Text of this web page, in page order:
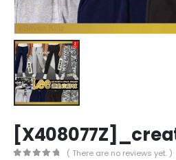
( There are no reviews yet. )